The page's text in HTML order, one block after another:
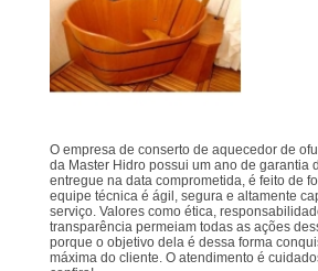
O empresa de conserto de aquecedor de
da Master Hidro possui um ano de garantia
entregue na data comprometida, é feito de
equipe técnica é ágil, segura e altamente
serviço. Valores como ética,
transparência permeiam todas as ações
porque o objetivo dela é dessa forma
máxima do cliente. O atendimento é